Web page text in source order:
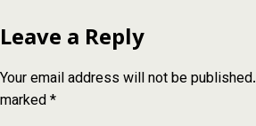
Leave a Reply
Your email address will not be published.
marked*